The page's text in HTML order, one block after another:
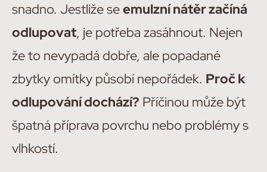
snadno. Jestliže seemulzní nátěr začíná
odlupovat, je potřeba zasáhnout. Nejen
že to nevypadá dobře, ale popadané
zbytky omítky působí nepořádek. Proč k
odlupování dochází? Příčinou může být
špatná příprava povrchu nebo problémy s
vlhkostí.